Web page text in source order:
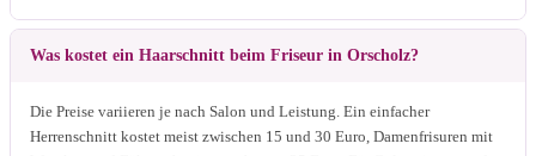
Was kostet ein Haarschnitt beim Friseur in Orscholz?
Die Preise variieren je nach Salon und Leistung. Ein einfacher
Herrenschnitt kostet meist zwischen 15 und 30 Euro, Damenfrisuren mit